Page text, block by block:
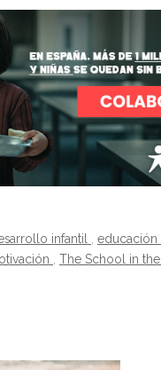
infantil educación
The School in